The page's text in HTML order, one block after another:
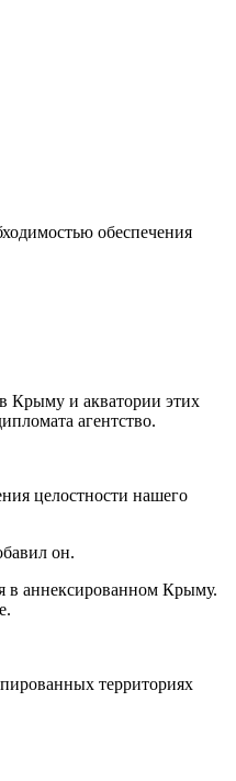
обеспечения
Крыму и акватории этих
агентство.
целостности нашего
он.
в аннексированном Крыму.
территориях